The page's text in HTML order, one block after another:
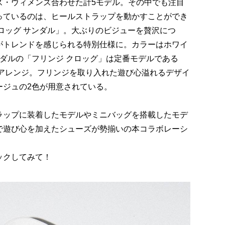
ウィメンズ合わせた計5モデル。その中でも注目
いるのは、ヒールストラップを動かすことができ
ッグ サンダル」。大ぶりのビジューを贅沢につ
レンドを感じられる特別仕様に。カラーはホワイ
ルの「フリンジ クロッグ」は定番モデルである
ンジ。フリンジを取り入れた遊び心溢れるデザイ
ュの2色が用意されている。
プに装着したモデルやミニバッグを搭載したモデ
び心を加えたシューズが勢揃いの本コラボレーシ
してみて！